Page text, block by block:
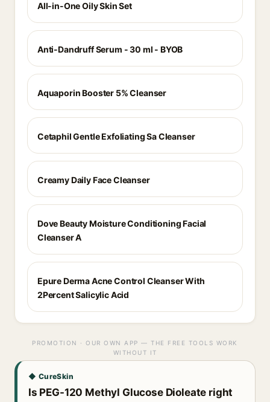
All-in-One Oily Skin Set
Anti-Dandruff Serum - 30 ml - BYOB
Aquaporin Booster 5% Cleanser
Cetaphil Gentle Exfoliating Sa Cleanser
Creamy Daily Face Cleanser
Dove Beauty Moisture Conditioning Facial
Cleanser A
Epure Derma Acne Control Cleanser With
2Percent Salicylic Acid
PROMOTION · OUR OWN APP — THE FREE TOOLS WORK
WITHOUT IT
◆ CureSkin
Is PEG-120 Methyl Glucose Dioleate right